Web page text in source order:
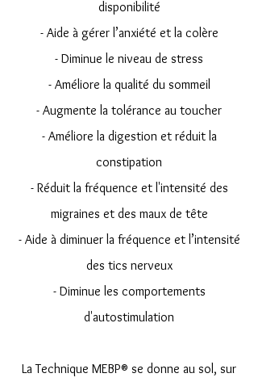
disponibilité
- Aide à gérer l’anxiété et la colère
- Diminue le niveau de stress
- Améliore la qualité du sommeil
- Augmente la tolérance au toucher
- Améliore la digestion et réduit la
constipation
- Réduit la fréquence et l'intensité des
migraines et des maux de tête
- Aide à diminuer la fréquence et l’intensité
des tics nerveux
- Diminue les comportements
d'autostimulation
La Technique MEBP® se donne au sol, sur